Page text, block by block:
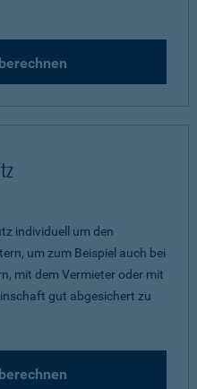
individuell um den
um zum Beispiel auch bei
mit dem Vermieter oder mit
gut abgesichert zu